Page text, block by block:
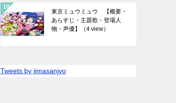
東京ミュウミュウ 【概要・
あらすじ・主題歌・登場人
物・声優】
（4 view）
Tweets by jimasanjyo